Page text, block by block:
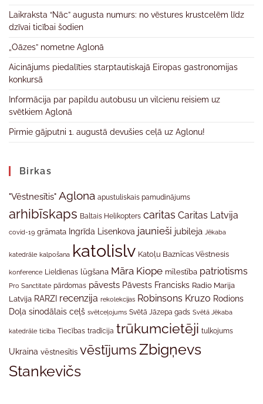
Laikraksta “Nāc” augusta numurs: no vēstures krustcelēm līdz
dzīvai ticībai šodien
„Oāzes” nometne Aglonā
Aicinājums piedalīties starptautiskajā Eiropas gastronomijas
konkursā
Informācija par papildu autobusu un vilcienu reisiem uz
svētkiem Aglonā
Pirmie gājputni 1. augustā devušies ceļā uz Aglonu!
Birkas
"Vēstnesītis" Aglona apustuliskais pamudinājums
arhibīskaps Baltais Helikopters caritas Caritas Latvija
covid-19 grāmata Ingrīda Lisenkova jaunieši jubileja Jēkaba
katedrāle kalpošana katolislv Katoļu Baznīcas Vēstnesis
konference Lieldienas lūgšana Māra Kiope mīlestība patriotisms
Pro Sanctitate pārdomas pāvests Pāvests Francisks Radio Marija
Latvija RARZI recenzija rekolekcijas Robinsons Kruzo Rodions
Doļa sinodālais ceļš svētceļojums Svētā Jāzepa gads Svētā Jēkaba
katedrāle ticība Tiecības tradīcija trūkumcietēji tulkojums
Ukraina vēstnesītis vēstījumsZbigņevs
Stankevičs